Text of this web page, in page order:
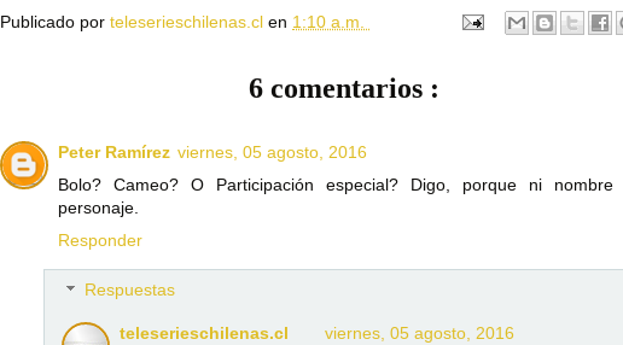
Publicado por teleserieschilenas.cl en 1:10 a.m.
6 comentarios :
Peter Ramírez viernes, 05 agosto, 2016
Bolo? Cameo? O Participación especial? Digo, porque ni
personaje.
Responder
Respuestas
teleserieschilenas.cl
viernes, 05 agosto, 2016